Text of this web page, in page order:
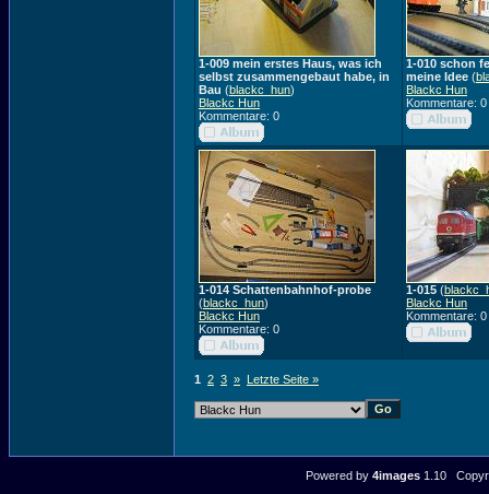
1-009 mein erstes Haus, was ich
selbst zusammengebaut habe, in
Bau (blackc_hun)
Blackc Hun
Kommentare: 0
1-010 schon
meine Idee (
Blackc Hun
Kommentare: 0
1-014 Schattenbahnhof-probe
(blackc_hun)
Blackc Hun
Kommentare: 0
1-015 (
Blackc Hun
Kommentare: 0
1 2 3 » Letzte Seite »
Powered by 4images1.10